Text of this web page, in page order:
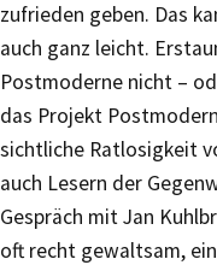
zufrieden geben. Das
auch ganz leicht.
Postmoderne nicht –
das Projekt
sichtliche Ratlosigkeit
auch Lesern der
Gespräch mit Jan
oft recht gewaltsam,